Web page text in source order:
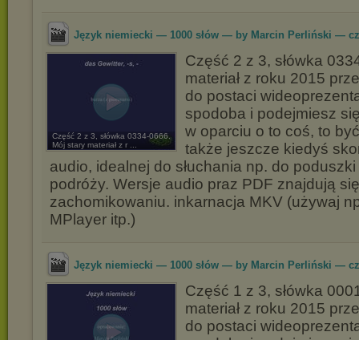
Język niemiecki — 1000 słów — by Marcin Perliński —
Część 2 z 3, słówka 0334-0666.
Mój stary materiał z r ...
Część 2 z 3, słówka
materiał z roku 2015
do postaci
spodoba i podejmiesz
w oparciu o to coś, to
także jeszcze kiedyś
audio, idealnej do słuchania np. do
podróży. Wersje audio praz PDF znajdują
zachomikowaniu. inkarnacja MKV (używaj
MPlayer itp.)
Język niemiecki — 1000 słów — by Marcin Perliński —
Część 1 z 3, słówka
materiał z roku 2015
do postaci